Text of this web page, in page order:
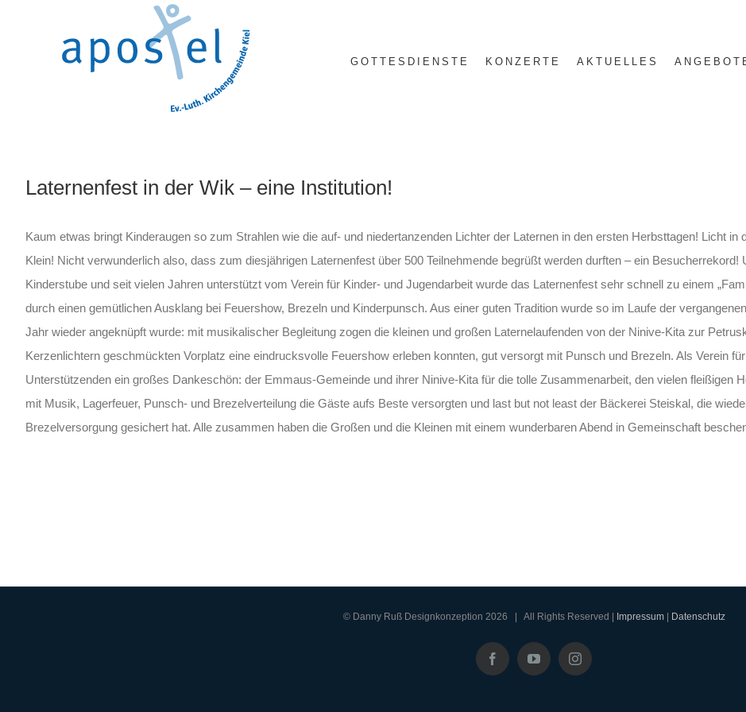
GOTTESDIENSTE KONZERTE AKTUELLES
Laternenfest in der Wik – eine Institution!
Kaum etwas bringt Kinderaugen so zum Strahlen wie die auf- und niedertanzenden Lichter der Laternen in den ersten Herbsttagen! Licht
Klein! Nicht verwunderlich also, dass zum diesjährigen Laternenfest über 500 Teilnehmende begrüßt werden durften – ein
Kinderstube und seit vielen Jahren unterstützt vom Verein für Kinder- und Jugendarbeit wurde das Laternenfest sehr schnell zu einem
durch einen gemütlichen Ausklang bei Feuershow, Brezeln und Kinderpunsch. Aus einer guten Tradition wurde so im Laufe der
Jahr wieder angeknüpft wurde: mit musikalischer Begleitung zogen die kleinen und großen Laternelaufenden von der Ninive-Kita zur
Kerzenlichtern geschmückten Vorplatz eine eindrucksvolle Feuershow erleben konnten, gut versorgt mit Punsch und Brezeln. Als Verein
Unterstützenden ein großes Dankeschön: der Emmaus-Gemeinde und ihrer Ninive-Kita für die tolle Zusammenarbeit, den vielen fleißigen
mit Musik, Lagerfeuer, Punsch- und Brezelverteilung die Gäste aufs Beste versorgten und last but not least der Bäckerei Steiskal, die
Brezelversorgung gesichert hat. Alle zusammen haben die Großen und die Kleinen mit einem wunderbaren Abend in Gemeinschaft
© Danny Ruß Designkonzeption 2026 | All Rights Reserved | Impressum| Datenschutz
FacebookYouTubeInstagram